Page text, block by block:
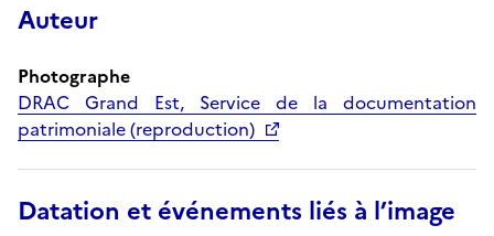
Auteur
Photographe
DRAC Grand Est, Service de la documentation
patrimoniale (reproduction)
Datation et événements liés à l’image